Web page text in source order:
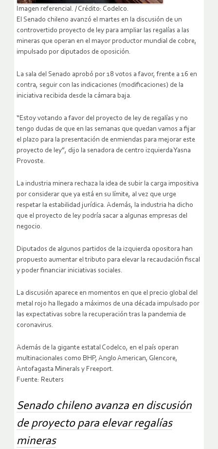
Imagen referencial. / Crédito: Codelco.
El Senado chileno avanzó el martes en la discusión de un
controvertido proyecto de ley para ampliar las regalías a las
mineras que operan en el mayor productor mundial de cobre,
impulsado por diputados de oposición.
La sala del Senado aprobó por 18 votos a favor, frente a 16 en
contra, seguir con las indicaciones (modificaciones) de la
iniciativa recibida desde la cámara baja.
“Estoy votando a favor del proyecto de ley de regalías y no
tengo dudas de que en las semanas que quedan vamos a fijar
el plazo para la presentación de enmiendas para mejorar este
proyecto de ley”, dijo la senadora de centro izquierda Yasna
Provoste.
La industria minera rechaza la idea de subir la carga impositiva
por considerar que ya está en su límite, al vez que urge
respetar la estabilidad jurídica. Además, la industria ha dicho
que el proyecto de ley podría sacar a algunas empresas del
negocio.
Diputados de algunos partidos de la izquierda opositora han
propuesto aumentar el tributo para elevar la recaudación fiscal
y poder financiar iniciativas sociales.
La discusión aparece en momentos en que el precio global del
metal rojo ha llegado a máximos de una década impulsado por
las expectativas sobre la recuperación tras la pandemia de
coronavirus.
Además de la gigante estatal Codelco, en el país operan
multinacionales como BHP, Anglo American, Glencore,
Antofagasta Minerals y Freeport.
Fuente: Reuters
Senado chileno avanza en discusión
de proyecto para elevar regalías
mineras